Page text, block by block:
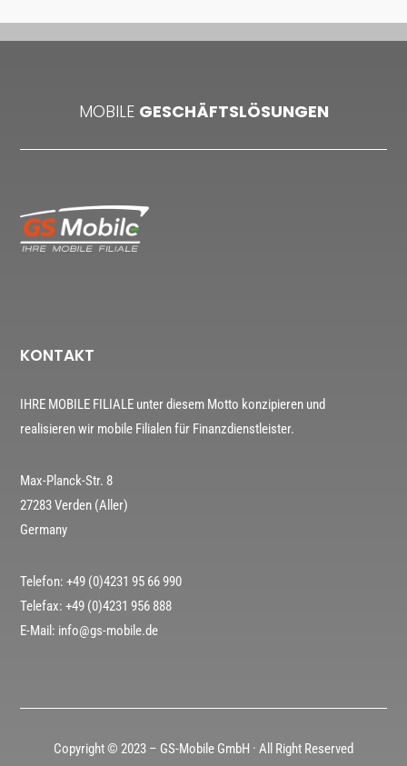
MOBILE GESCHÄFTSLÖSUNGEN
KONTAKT
IHRE MOBILE FILIALE unter diesem Motto konzipieren und
realisieren wir mobile Filialen für Finanzdienstleister.
Max-Planck-Str. 8
27283 Verden (Aller)
Germany
Telefon: +49 (0)4231 95 66 990
Telefax: +49 (0)4231 956 888
E-Mail: info@gs-mobile.de
Copyright © 2023 – GS-Mobile GmbH · All Right Reserved